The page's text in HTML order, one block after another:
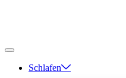
Schlafen